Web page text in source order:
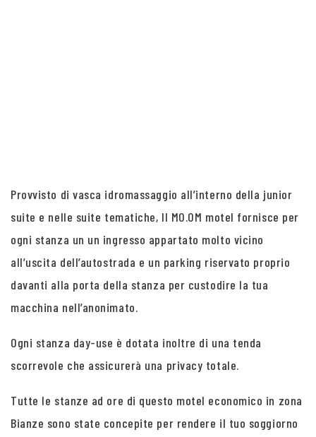
Provvisto di vasca idromassaggio all’interno della junior
suite e nelle suite tematiche, Il MO.OM motel fornisce per
ogni stanza un un ingresso appartato molto vicino
all’uscita dell’autostrada e un parking riservato proprio
davanti alla porta della stanza per custodire la tua
macchina nell’anonimato.
Ogni stanza day-use è dotata inoltre di una tenda
scorrevole che assicurerà una privacy totale.
Tutte le stanze ad ore di questo motel economico in zona
Bianze sono state concepite per rendere il tuo soggiorno